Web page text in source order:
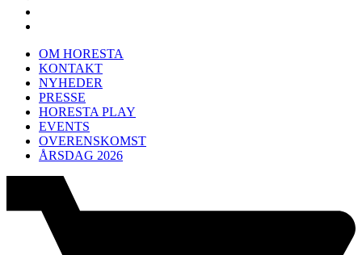
OM HORESTA
KONTAKT
NYHEDER
PRESSE
HORESTA PLAY
EVENTS
OVERENSKOMST
ÅRSDAG 2026